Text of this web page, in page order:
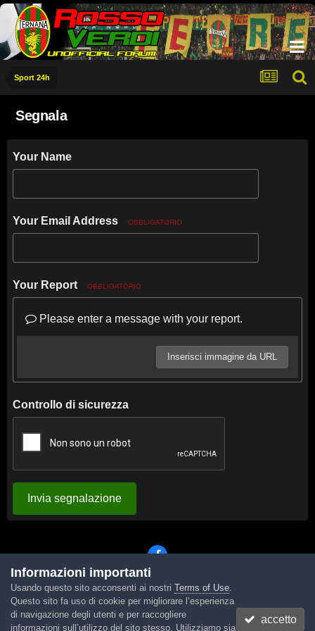
Sport 24h
Segnala
Your Name
Your Email Address OBBLIGATORIO
Your Report OBBLIGATORIO
Please enter a message with your report.
Inserisci immagine da URL
Controllo di sicurezza
Invia segnalazione
Lingua Tema Contattaci Cookies
Powered by Invision Community
Informazioni importanti
Usando questo sito acconsenti ai nostri Terms of Use.
Questo sito fa uso di cookie per migliorare l’esperienza
di navigazione degli utenti e per raccogliere
informazioni sull’utilizzo del sito stesso. Utilizziamo sia
accetto